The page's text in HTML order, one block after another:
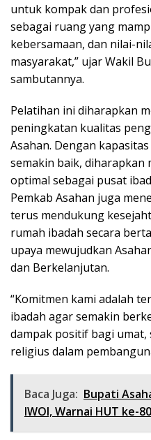
untuk kompak dan
sebagai ruang yang
kebersamaan, dan nilai-
masyarakat,” ujar Wakil
sambutannya.
Pelatihan ini diharapkan
peningkatan kualitas
Asahan. Dengan
semakin baik, diharapkan
optimal sebagai pusat
Pemkab Asahan juga
terus mendukung
rumah ibadah secara
upaya mewujudkan
dan Berkelanjutan.
“Komitmen kami adalah
ibadah agar semakin
dampak positif bagi
religius dalam
Baca Juga: Bupati
IWOI, Warnai HUT ke-